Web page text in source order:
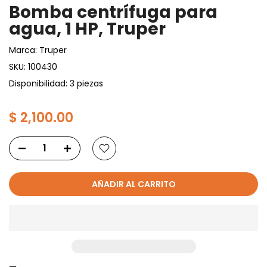
Bomba centrífuga para
agua, 1 HP, Truper
Marca: Truper
SKU: 100430
Disponibilidad: 3 piezas
$ 2,100.00
AÑADIR AL CARRITO